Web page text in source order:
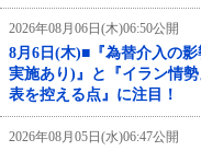
2026年08月06日(木)06:50公開
8月6日(木)■『為替介入の
実施あり)』と『イラン情
表を控える点』に注目！
2026年08月05日(水)06:47公開